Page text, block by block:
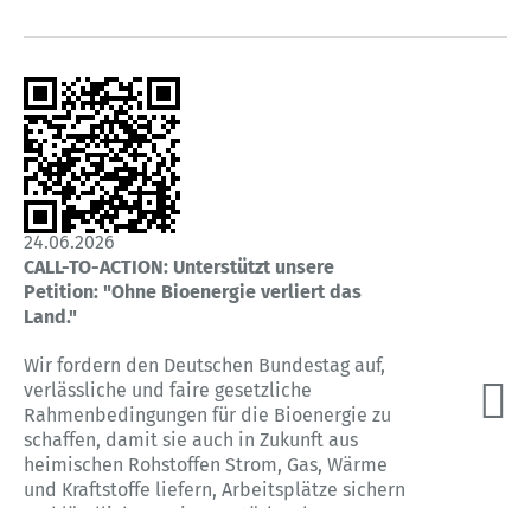
24.06.2026
CALL-TO-ACTION: Unterstützt unsere
Petition: "Ohne Bioenergie verliert das
Land."
Wir fordern den Deutschen Bundestag auf,
verlässliche und faire gesetzliche
Rahmenbedingungen für die Bioenergie zu
schaffen, damit sie auch in Zukunft aus
heimischen Rohstoffen Strom, Gas, Wärme
und Kraftstoffe liefern, Arbeitsplätze sichern